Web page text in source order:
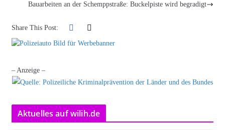
Bauarbeiten an der Schemppstraße: Buckelpiste wird begradigt
Share This Post:
– Anzeige –
Aktuelles auf wilih.de